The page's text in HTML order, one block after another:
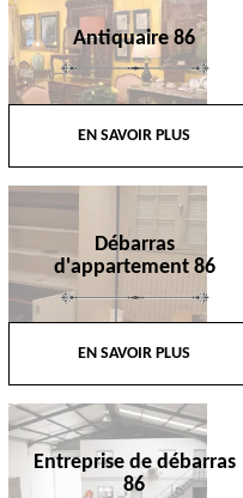
Antiquaire 86
EN SAVOIR PLUS
Débarras
d'appartement 86
EN SAVOIR PLUS
Entreprise de débarras
86